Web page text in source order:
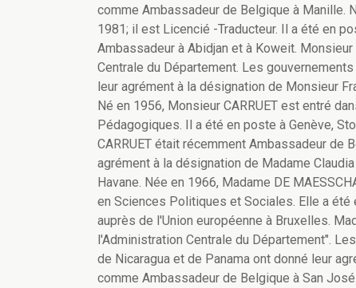
comme Ambassadeur de Belgique à Manille.
1981; il est Licencié -Traducteur. Il a été en
Ambassadeur à Abidjan et à Koweit.
Centrale du Département. Les
leur agrément à la désignation de Monsieur
Né en 1956, Monsieur CARRUET est entré
Pédagogiques. Il a été en poste à Genève,
CARRUET était récemment Ambassadeur de
agrément à la désignation de Madame
Havane. Née en 1966, Madame DE
en Sciences Politiques et Sociales. Elle a
auprès de l'Union européenne à Bruxelles.
l'Administration Centrale du Département".
de Nicaragua et de Panama ont donné leur
comme Ambassadeur de Belgique à San